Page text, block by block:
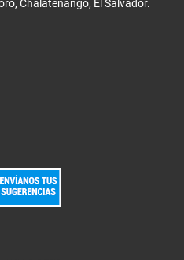
Chalatenango, El Salvador.